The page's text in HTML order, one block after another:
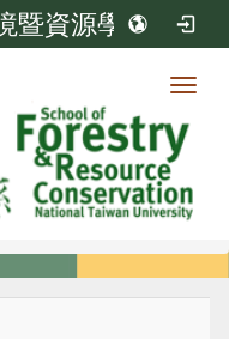
暨資源學系